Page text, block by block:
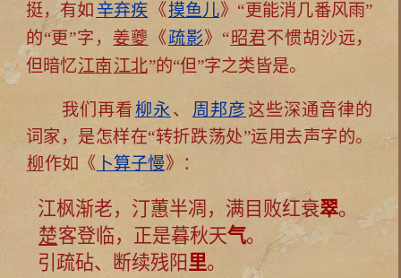
挺，有如 辛弃疾 《摸鱼儿》“ 更能消几番风雨”
的“更”字， 姜夔 《疏影》“ 昭君不惯胡沙远，
但暗忆江南 江北”的“但”字之类皆是。
我们再看柳永、 周邦彦这些深通音律的
词家，是怎样在“转折跌荡处”运用去声字的。
柳作如《 卜算子慢》：
江枫渐老，汀蕙半凋，满目败红衰翠。
楚客登临，正是暮秋天气。
引疏砧、断续残阳 里。